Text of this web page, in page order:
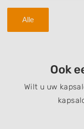
Alle
Ook
Wilt u uw